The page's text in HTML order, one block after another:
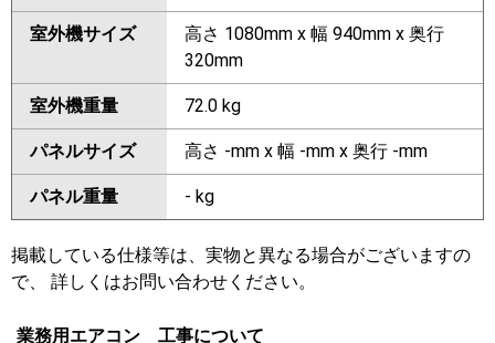
室外機サイズ
高さ 1080mm x 幅 940mm x 奥行
320mm
室外機重量 72.0 kg
パネルサイズ 高さ -mm x 幅 -mm x 奥行 -mm
パネル重量 - kg
掲載している仕様等は、実物と異なる場合がございますの
で、 詳しくはお問い合わせください。
業務用エアコン 工事について